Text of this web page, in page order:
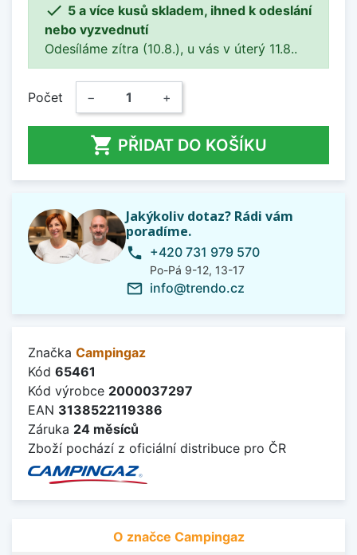
 5 a více kusů skladem, ihned k odeslání
nebo vyzvednutí
Odesíláme zítra (10.8.), u vás v úterý 11.8..
Počet − +
 PŘIDAT DO KOŠÍKU
Jakýkoliv dotaz? Rádi vám
poradíme.
phone +420 731 979 570
Po-Pá 9-12, 13-17
mail_outline info@trendo.cz
Značka Campingaz
Kód 65461
Kód výrobce 2000037297
EAN 3138522119386
Záruka 24 měsíců
Zboží pochází z oficiální distribuce pro ČR
O značce Campingaz